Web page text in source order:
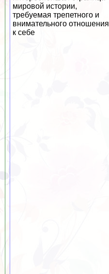
мировой истории,
требуемая трепетного и
внимательного отношения
к себе